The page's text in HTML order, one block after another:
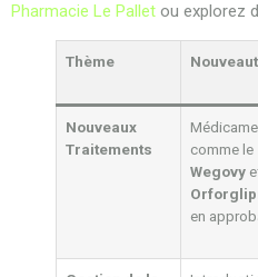
Pharmacie Le Pallet ou explorez
Thème
Nouveaux
Traitements
comme le
Wegovy
en